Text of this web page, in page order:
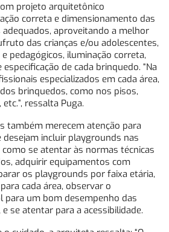
projeto arquitetônico
correta e dimensionamento das
aproveitando a melhor
das crianças e/ou adolescentes,
pedagógicos, iluminação correta,
de cada brinquedo. “Na
especializados em cada área,
brinquedos, como nos pisos,
ressalta Puga.
também merecem atenção para
incluir playgrounds nas
se atentar às normas técnicas
adquirir equipamentos com
os playgrounds por faixa etária,
cada área, observar o
para um bom desempenho das
se atentar para a acessibilidade.